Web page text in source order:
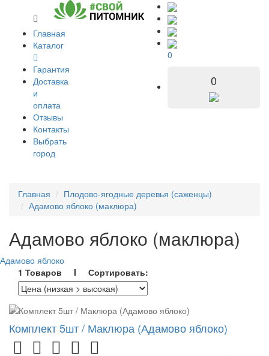
Главная
Каталог
Гарантия
Доставка
и
оплата
Отзывы
Контакты
Выбрать
город
0
0
Главная
Плодово-ягодные деревья (саженцы)
Адамово яблоко (маклюра)
Адамово яблоко (маклюра)
Адамово яблоко
1 Товаров I Сортировать:
Комплект 5шт / Маклюра (Адамово яблоко)